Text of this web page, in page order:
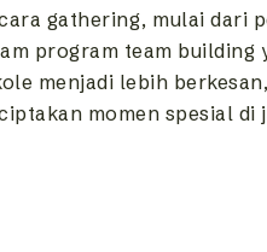
gathering, mulai dari
program team building
menjadi lebih
momen spesial di